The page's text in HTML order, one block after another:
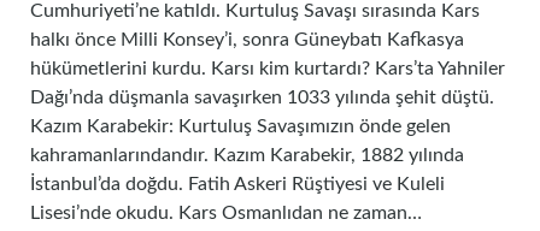
Cumhuriyeti’ne katıldı. Kurtuluş Savaşı sırasında Kars
halkı önce Milli Konsey’i, sonra Güneybatı Kafkasya
hükümetlerini kurdu. Karsı kim kurtardı? Kars’ta Yahniler
Dağı’nda düşmanla savaşırken 1033 yılında şehit düştü.
Kazım Karabekir: Kurtuluş Savaşımızın önde gelen
kahramanlarındandır. Kazım Karabekir, 1882 yılında
İstanbul’da doğdu. Fatih Askeri Rüştiyesi ve Kuleli
Lisesi’nde okudu. Kars Osmanlıdan ne zaman…